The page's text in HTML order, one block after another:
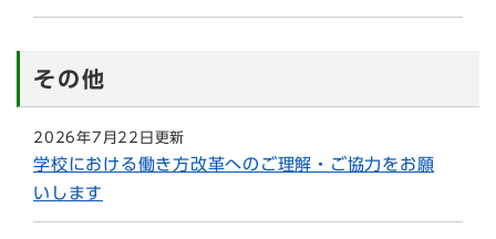
その他
2026年7月22日更新
学校における働き方改革へのご理解・ご協力をお願
いします